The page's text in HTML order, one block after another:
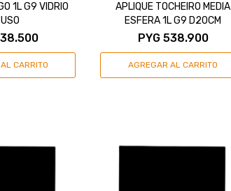
1L G9 VIDRIO
APLIQUE TOCHEIRO MEDIA
ESFERA 1L G9 D20CM
PYG 538.900